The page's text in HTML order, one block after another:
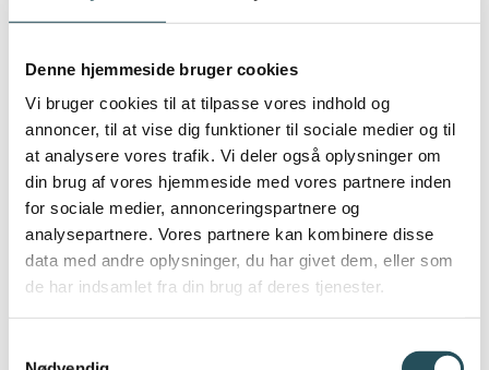
Denne hjemmeside bruger cookies
Vi bruger cookies til at tilpasse vores indhold og
annoncer, til at vise dig funktioner til sociale medier og til
at analysere vores trafik. Vi deler også oplysninger om
din brug af vores hjemmeside med vores partnere inden
for sociale medier, annonceringspartnere og
analysepartnere. Vores partnere kan kombinere disse
data med andre oplysninger, du har givet dem, eller som
de har indsamlet fra din brug af deres tjenester.
jun 26, 2026|Bæredygtighed//Branchen
det nye partnerskab Kantineløftet,
som skal understøtte omstillingen til
sundere og mere klimavenlige
kantinemåltider på arbejdspladser og
uddannelsesinstitutioner i København.
Partnerskabet blev officielt lanceret
den 10. juni 2026...